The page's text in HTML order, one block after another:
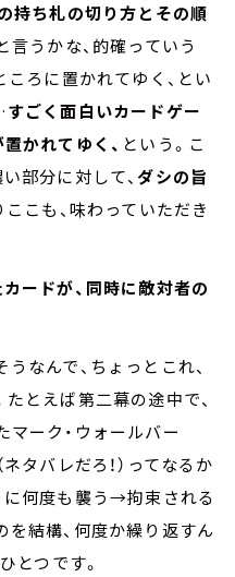
持ち札の切り方とその順
言うかな、的確っていう
ころに置かれてゆく、とい
すごく面白いカードゲー
かれてゆく、 という。こ
部分に対して、ダシの旨
ここも、味わっていただき
ードが、同時に敵対者の
なんで、ちょっとこれ、
とえば第二幕の途中で、
ーク・ウォールバー
タバレだろ！）ってなるか
に何度も襲う→拘束される
結構、何度か繰り返すん
とつです。